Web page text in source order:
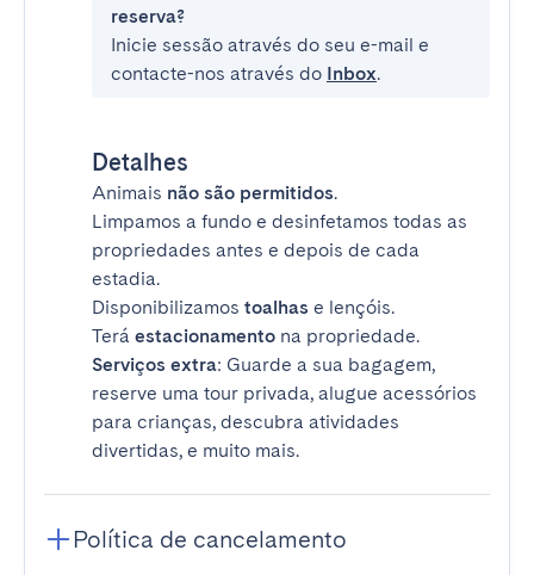
reserva?
Inicie sessão através do seu e-mail e
contacte-nos através do Inbox.
Detalhes
Animais não são permitidos.
Limpamos a fundo e desinfetamos todas as
propriedades antes e depois de cada
estadia.
Disponibilizamos toalhas e lençóis.
Terá estacionamento na propriedade.
Serviços extra: Guarde a sua bagagem,
reserve uma tour privada, alugue acessórios
para crianças, descubra atividades
divertidas, e muito mais.
Política de cancelamento